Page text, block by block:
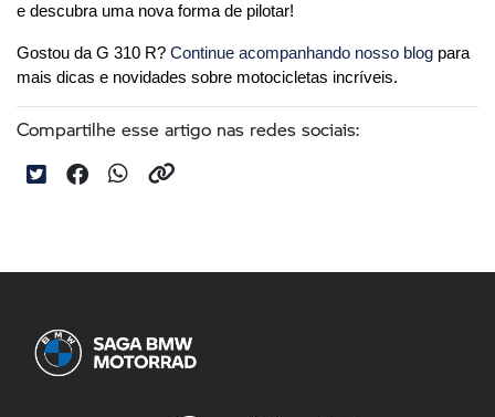
e descubra uma nova forma de pilotar!
Gostou da G 310 R? Continue acompanhando nosso blog para
mais dicas e novidades sobre motocicletas incríveis.
Compartilhe esse artigo nas redes sociais: